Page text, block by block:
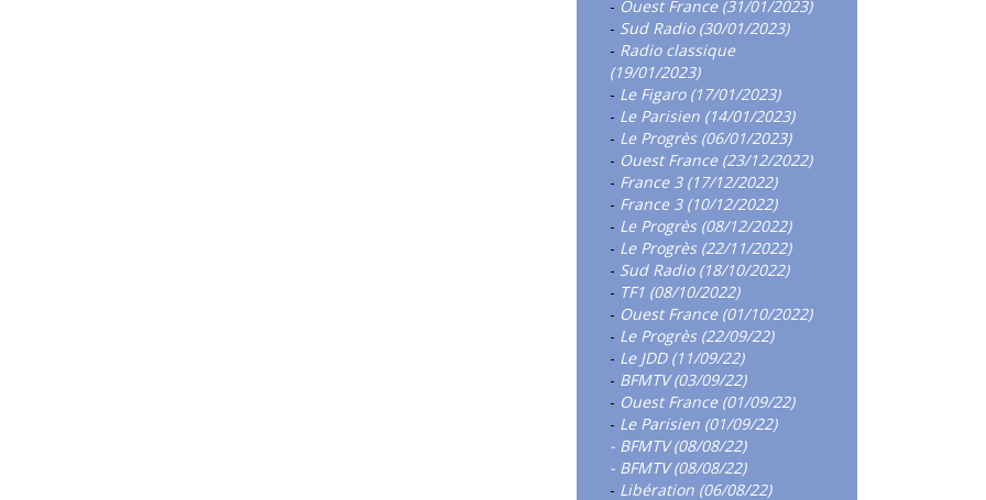
- Ouest France (31/01/2023)
- Sud Radio (30/01/2023)
- Radio classique
(19/01/2023)
- Le Figaro (17/01/2023)
- Le Parisien (14/01/2023)
- Le Progrès (06/01/2023)
- Ouest France (23/12/2022)
- France 3 (17/12/2022)
- France 3 (10/12/2022)
- Le Progrès (08/12/2022)
- Le Progrès (22/11/2022)
- Sud Radio (18/10/2022)
- TF1 (08/10/2022)
- Ouest France (01/10/2022)
- Le Progrès (22/09/22)
- Le JDD (11/09/22)
- BFMTV (03/09/22)
- Ouest France (01/09/22)
- Le Parisien (01/09/22)
- BFMTV (08/08/22)
- BFMTV (08/08/22)
- Libération (06/08/22)